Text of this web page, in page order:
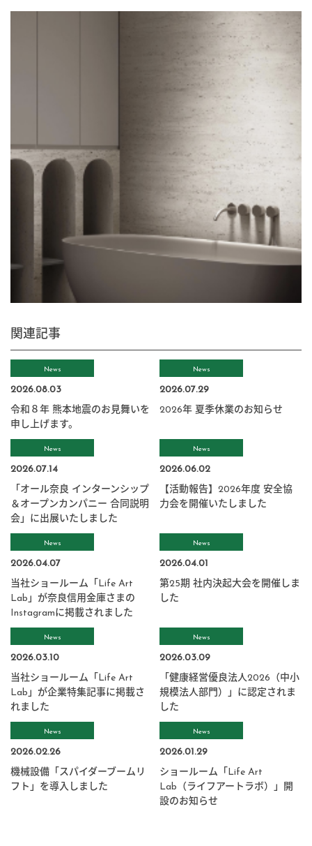
関連記事
News
2026.08.03
令和８年 熊本地震のお見舞いを
申し上げます。
News
2026.07.29
2026年 夏季休業のお知らせ
News
2026.07.14
「オール奈良 インターンシップ
＆オープンカンパニー 合同説明
会」に出展いたしました
News
2026.06.02
【活動報告】2026年度 安全協
力会を開催いたしました
News
2026.04.07
当社ショールーム「Life Art
Lab」が奈良信用金庫さまの
Instagramに掲載されました
News
2026.04.01
第25期 社内決起大会を開催しま
した
News
2026.03.10
当社ショールーム「Life Art
Lab」が企業特集記事に掲載さ
れました
News
2026.03.09
「健康経営優良法人2026（中小
規模法人部門）」に認定されま
した
News
2026.02.26
機械設備「スパイダーブームリ
フト」を導入しました
News
2026.01.29
ショールーム「Life Art
Lab（ライフアートラボ）」開
設のお知らせ